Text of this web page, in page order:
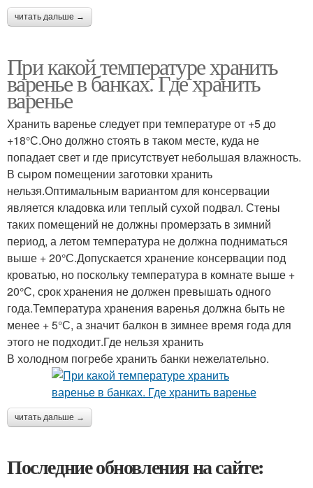
читать дальше →
При какой температуре хранить
варенье в банках. Где хранить
варенье
Хранить варенье следует при температуре от +5 до
+18°С.Оно должно стоять в таком месте, куда не
попадает свет и где присутствует небольшая влажность.
В сыром помещении заготовки хранить
нельзя.Оптимальным вариантом для консервации
является кладовка или теплый сухой подвал. Стены
таких помещений не должны промерзать в зимний
период, а летом температура не должна подниматься
выше + 20°С.Допускается хранение консервации под
кроватью, но поскольку температура в комнате выше +
20°С, срок хранения не должен превышать одного
года.Температура хранения варенья должна быть не
менее + 5°С, а значит балкон в зимнее время года для
этого не подходит.Где нельзя хранить
В холодном погребе хранить банки нежелательно.
читать дальше →
Последние обновления на сайте: